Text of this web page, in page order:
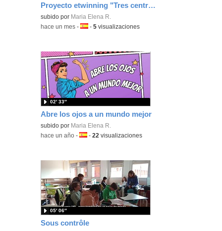
Proyecto etwinning "Tres centros europeos, un mismo compromiso"
subido por Maria Elena R.
-hace un mes -Idioma:
-5 visualizaciones
Abre los ojos a un mundo mejor
subido por Maria Elena R.
02′ 33″
-hace un año -Idioma:
-22 visualizaciones
Sous contrôle
05′ 06″